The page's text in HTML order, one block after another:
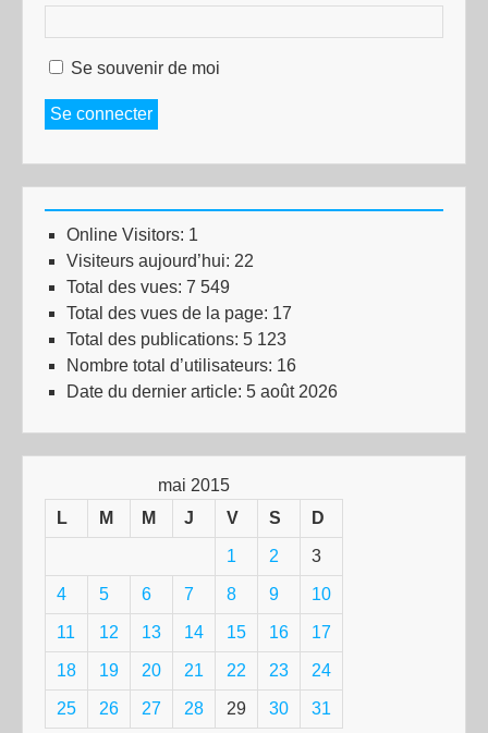
Se souvenir de moi
Se connecter
Online Visitors: 1
Visiteurs aujourd’hui: 22
Total des vues: 7 549
Total des vues de la page: 17
Total des publications: 5 123
Nombre total d’utilisateurs: 16
Date du dernier article: 5 août 2026
mai 2015
L
M M J V S D
1 2 3
4 5 6 7 8 9 10
11 12 13 14 15 16 17
18 19 20 21 22 23 24
25 26 27 28 29 30 31